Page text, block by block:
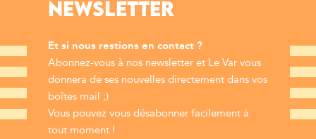
NEWSLETTER
Et si nous restions en contact ?
Abonnez-vous à nos newsletter et Le Var vous
donnera de ses nouvelles directement dans vos
boîtes mail ;)
Vous pouvez vous désabonner facilement à
tout moment !